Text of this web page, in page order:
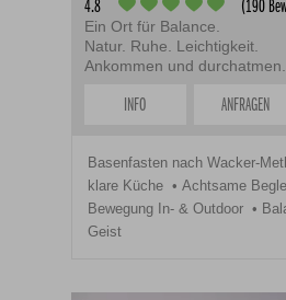
4.8 (190
Ein Ort für Balance.
Natur. Ruhe. Leichtigkeit.
Ankommen und durchatmen.
INFO ANFRAGEN
Basenfasten nach Wacker-
klare Küche
Achtsame
Bewegung In- & Outdoor
Geist